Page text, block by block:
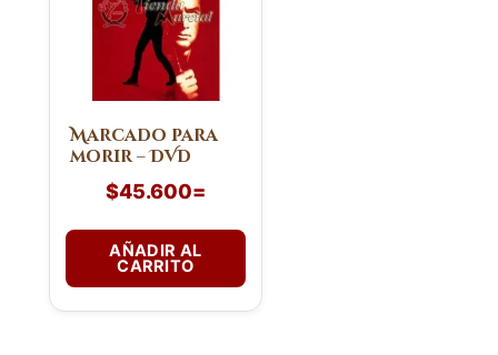
Marcado para
morir – DVD
$45.600=
AÑADIR AL
CARRITO